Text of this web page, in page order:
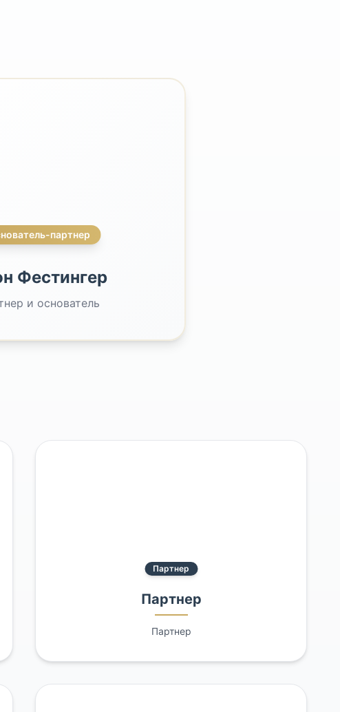
партнер
Фестингер
и основатель
Партнер
Партнер
Партнер